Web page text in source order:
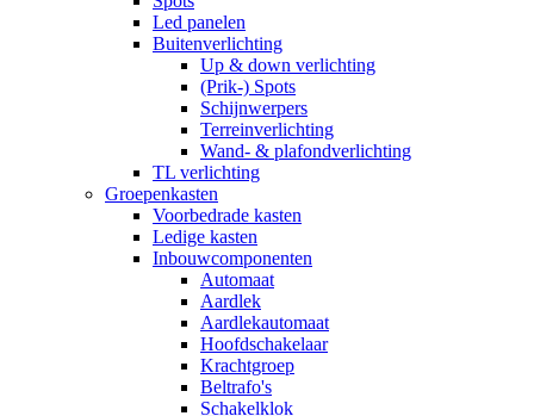
Led panelen
Buitenverlichting
Up & down verlichting
(Prik-) Spots
Schijnwerpers
Terreinverlichting
Wand- & plafondverlichting
TL verlichting
Groepenkasten
Voorbedrade kasten
Ledige kasten
Inbouwcomponenten
Automaat
Aardlek
Aardlekautomaat
Hoofdschakelaar
Krachtgroep
Beltrafo's
Schakelklok